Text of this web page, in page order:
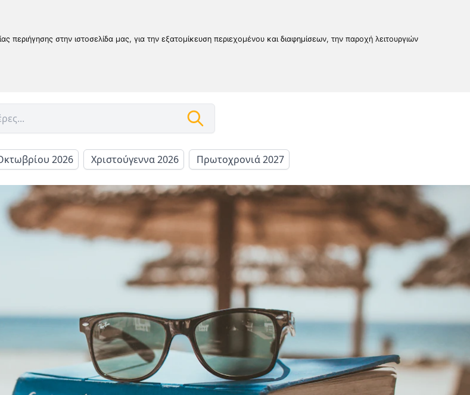
περιήγησης στην ιστοσελίδα μας, για την εξατομίκευση περιεχομένου και διαφημίσεων, την παροχή λειτουργιών
2026 Χριστούγεννα 2026 Πρωτοχρονιά 2027